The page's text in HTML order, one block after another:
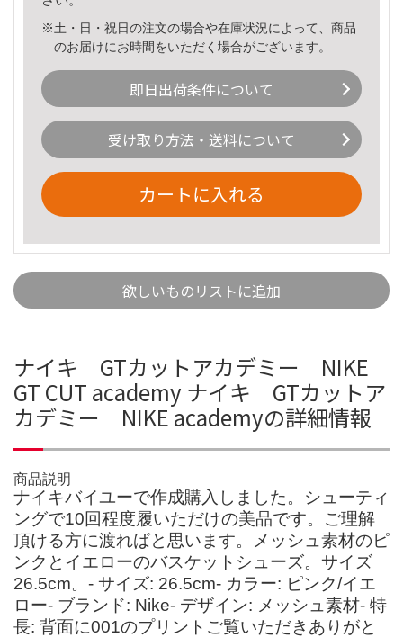
※土・日・祝日の注文の場合や在庫状況によって、商品
のお届けにお時間をいただく場合がございます。
即日出荷条件について
受け取り方法・送料について
カートに入れる
欲しいものリストに追加
ナイキ GTカットアカデミー NIKE
GT CUT academy ナイキ GTカットア
カデミー NIKE academyの詳細情報
商品説明
ナイキバイユーで作成購入しました。シューティ
ングで10回程度履いただけの美品です。ご理解
頂ける方に渡ればと思います。メッシュ素材のピ
ンクとイエローのバスケットシューズ。サイズ
26.5cm。- サイズ: 26.5cm- カラー: ピンク/イエ
ロー- ブランド: Nike- デザイン: メッシュ素材- 特
長: 背面に001のプリントご覧いただきありがと